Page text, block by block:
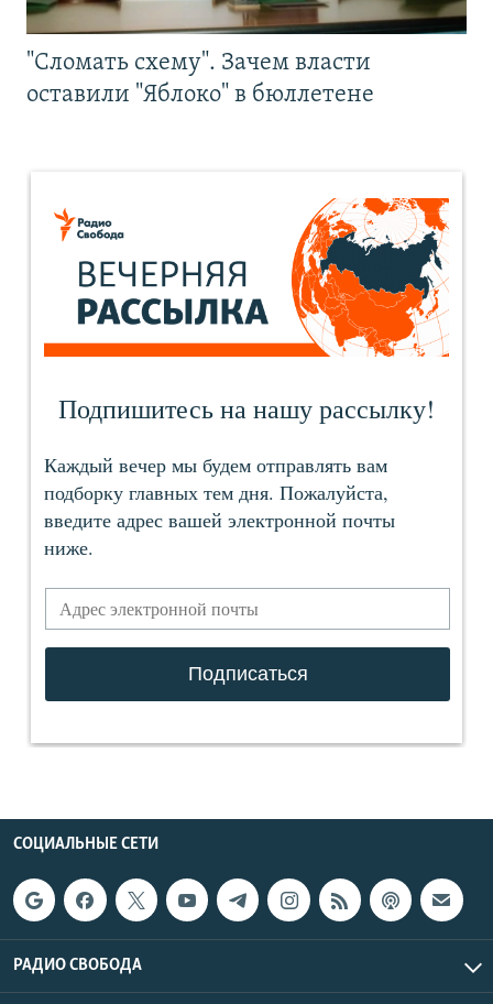
"Сломать схему". Зачем власти
оставили "Яблоко" в бюллетене
СОЦИАЛЬНЫЕ СЕТИ
РАДИО СВОБОДА